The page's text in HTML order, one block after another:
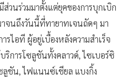
ส่วนร่วมมาตั้งแต่ยุคของการบุกเบิก
าจนถึงวันนี้ที่ทายาทเจนถัดๆ มา
รไอที ผู้อยู่เบื้องหลังความสำเร็จ
ริการโซลูชันทั้งคลาวด์, ไซเบอร์ซิ
ลูชัน, ไฟแนนซ์เชียล แบงกิ้ง